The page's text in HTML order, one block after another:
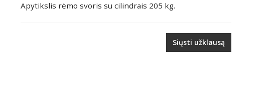
Apytikslis rėmo svoris su cilindrais 205 kg.
Siųsti užklausą